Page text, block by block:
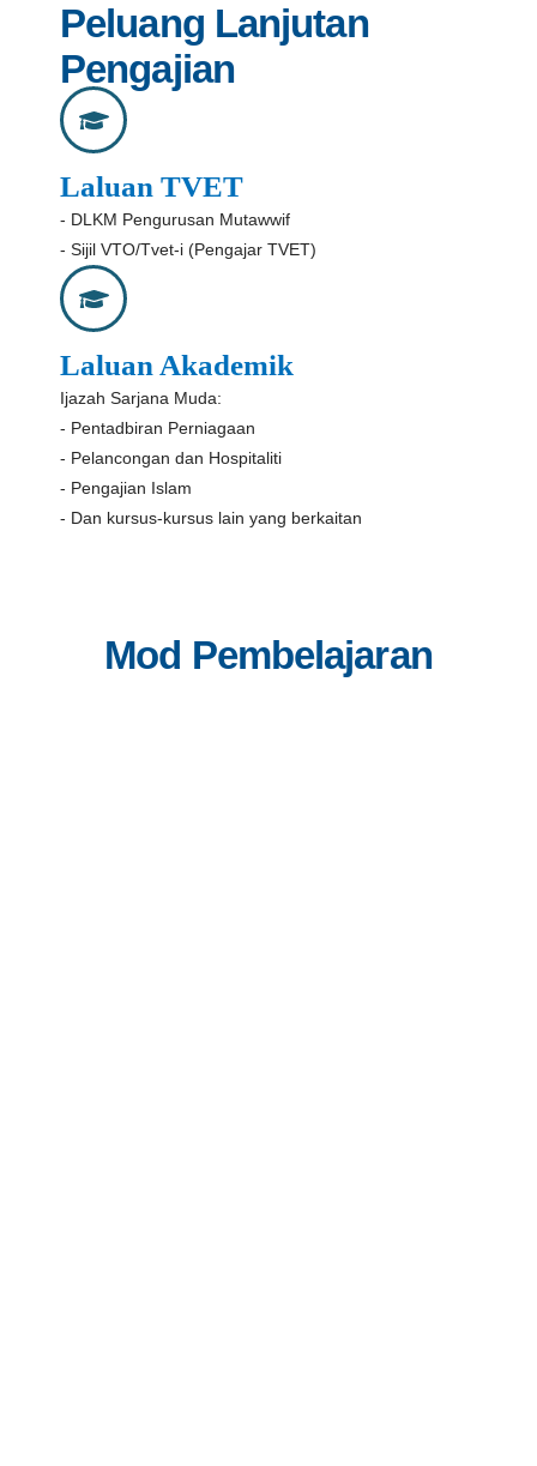
Peluang Lanjutan
Pengajian
Laluan TVET
- DLKM Pengurusan Mutawwif
- Sijil VTO/Tvet-i (Pengajar TVET)
Laluan Akademik
Ijazah Sarjana Muda:
- Pentadbiran Perniagaan
- Pelancongan dan Hospitaliti
- Pengajian Islam
- Dan kursus-kursus lain yang berkaitan
Mod Pembelajaran